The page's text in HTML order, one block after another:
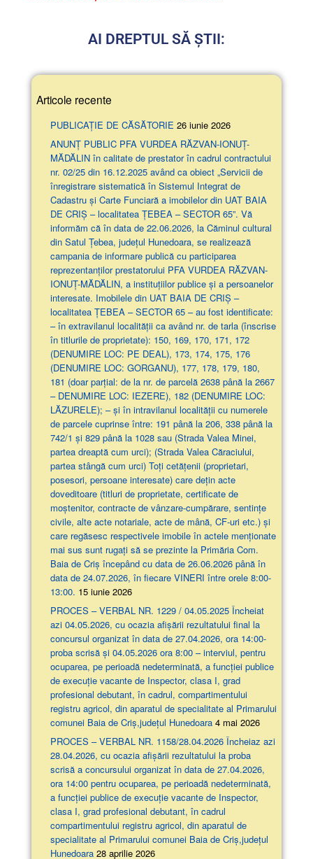
AI DREPTUL SĂ ȘTII:
Articole recente
PUBLICAȚIE DE CĂSĂTORIE 26 iunie 2026
ANUNŢ PUBLIC PFA VURDEA RĂZVAN-IONUȚ-
MĂDĂLIN în calitate de prestator în cadrul contractului
nr. 02/25 din 16.12.2025 având ca obiect „Servicii de
înregistrare sistematică în Sistemul Integrat de
Cadastru și Carte Funciară a imobilelor din UAT BAIA
DE CRIȘ – localitatea ȚEBEA – SECTOR 65”. Vă
informăm că în data de 22.06.2026, la Căminul cultural
din Satul Țebea, județul Hunedoara, se realizează
campania de informare publică cu participarea
reprezentanților prestatorului PFA VURDEA RĂZVAN-
IONUȚ-MĂDĂLIN, a instituțiilor publice și a persoanelor
interesate. Imobilele din UAT BAIA DE CRIȘ –
localitatea ȚEBEA – SECTOR 65 – au fost identificate:
– în extravilanul localităţii ca având nr. de tarla (înscrise
în titlurile de proprietate): 150, 169, 170, 171, 172
(DENUMIRE LOC: PE DEAL), 173, 174, 175, 176
(DENUMIRE LOC: GORGANU), 177, 178, 179, 180,
181 (doar parţial: de la nr. de parcelă 2638 până la 2667
– DENUMIRE LOC: IEZERE), 182 (DENUMIRE LOC:
LĂZURELE); – și în intravilanul localității cu numerele
de parcele cuprinse între: 191 până la 206, 338 până la
742/1 și 829 până la 1028 sau (Strada Valea Minei,
partea dreaptă cum urci); (Strada Valea Căraciului,
partea stângă cum urci) Toți cetățenii (proprietari,
posesori, persoane interesate) care dețin acte
doveditoare (titluri de proprietate, certificate de
moștenitor, contracte de vânzare-cumpărare, sentințe
civile, alte acte notariale, acte de mână, CF-uri etc.) și
care regăsesc respectivele imobile în actele menționate
mai sus sunt rugați să se prezinte la Primăria Com.
Baia de Criș începând cu data de 26.06.2026 până în
data de 24.07.2026, în fiecare VINERI între orele 8:00-
13:00. 15 iunie 2026
PROCES – VERBAL NR. 1229 / 04.05.2025 Încheiat
azi 04.05.2026, cu ocazia afişării rezultatului final la
concursul organizat în data de 27.04.2026, ora 14:00-
proba scrisă şi 04.05.2026 ora 8:00 – interviul, pentru
ocuparea, pe perioadă nedeterminată, a funcției publice
de execuție vacante de Inspector, clasa I, grad
profesional debutant, în cadrul, compartimentului
registru agricol, din aparatul de specialitate al Primarului
comunei Baia de Criș,județul Hunedoara 4 mai 2026
PROCES – VERBAL NR. 1158/28.04.2026 Încheiaz azi
28.04.2026, cu ocazia afişării rezultatului la proba
scrisă a concursului organizat în data de 27.04.2026,
ora 14:00 pentru ocuparea, pe perioadă nedeterminată,
a funcției publice de execuție vacante de Inspector,
clasa I, grad profesional debutant, în cadrul
compartimentului registru agricol, din aparatul de
specialitate al Primarului comunei Baia de Criș,județul
Hunedoara 28 aprilie 2026